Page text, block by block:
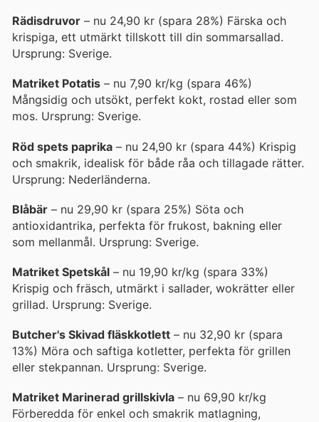
Rädisdruvor – nu 24,90 kr (spara 28%) Färska och
krispiga, ett utmärkt tillskott till din sommarsallad.
Ursprung: Sverige.
Matriket Potatis – nu 7,90 kr/kg (spara 46%)
Mångsidig och utsökt, perfekt kokt, rostad eller som
mos. Ursprung: Sverige.
Röd spets paprika – nu 24,90 kr (spara 44%) Krispig
och smakrik, idealisk för både råa och tillagade rätter.
Ursprung: Nederländerna.
Blåbär – nu 29,90 kr (spara 25%) Söta och
antioxidantrika, perfekta för frukost, bakning eller
som mellanmål. Ursprung: Sverige.
Matriket Spetskål – nu 19,90 kr/kg (spara 33%)
Krispig och fräsch, utmärkt i sallader, wokrätter eller
grillad. Ursprung: Sverige.
Butcher's Skivad fläskkotlett – nu 32,90 kr (spara
13%) Möra och saftiga kotletter, perfekta för grillen
eller stekpannan. Ursprung: Sverige.
Matriket Marinerad grillskivla – nu 69,90 kr/kg
Förberedda för enkel och smakrik matlagning,